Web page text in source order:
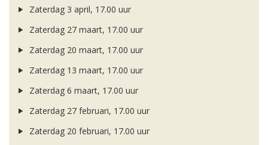
Zaterdag 3 april, 17.00 uur
Zaterdag 27 maart, 17.00 uur
Zaterdag 20 maart, 17.00 uur
Zaterdag 13 maart, 17.00 uur
Zaterdag 6 maart, 17.00 uur
Zaterdag 27 februari, 17.00 uur
Zaterdag 20 februari, 17.00 uur